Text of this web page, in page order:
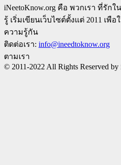
iNeetoKnow.org คือ พวกเรา ที่รัก
รู้ เริ่มเขียนเว็บไซต์ตั้งแต่ 2011 เพื
ความรู้กัน
ติดต่อเรา: info@ineedtoknow.org
ตามเรา
© 2011-2022 All Rights Reserved